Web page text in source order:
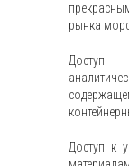
рынка
Доступ
Доступ к